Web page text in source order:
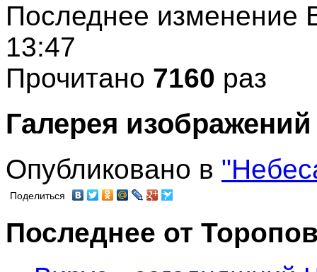
Последнее изменение
13:47
Прочитано 7160 раз
Галерея изображений
Опубликовано в
Поделиться
Последнее от